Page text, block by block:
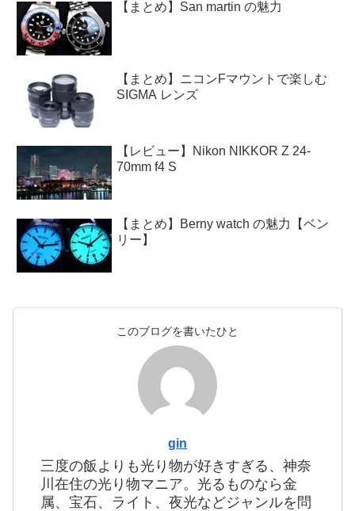
【まとめ】San martin の魅力
【まとめ】ニコンFマウントで楽しむ
SIGMA レンズ
【レビュー】Nikon NIKKOR Z 24-
70mm f4 S
【まとめ】Berny watch の魅力【ベン
リー】
このブログを書いたひと
gin
三度の飯よりも光り物が好きすぎる、神奈
川在住の光り物マニア。光るものなら金
属、宝石、ライト、夜光などジャンルを問